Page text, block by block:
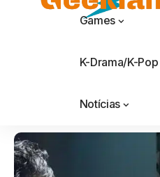
Games
K-Drama/K-Pop
Notícias